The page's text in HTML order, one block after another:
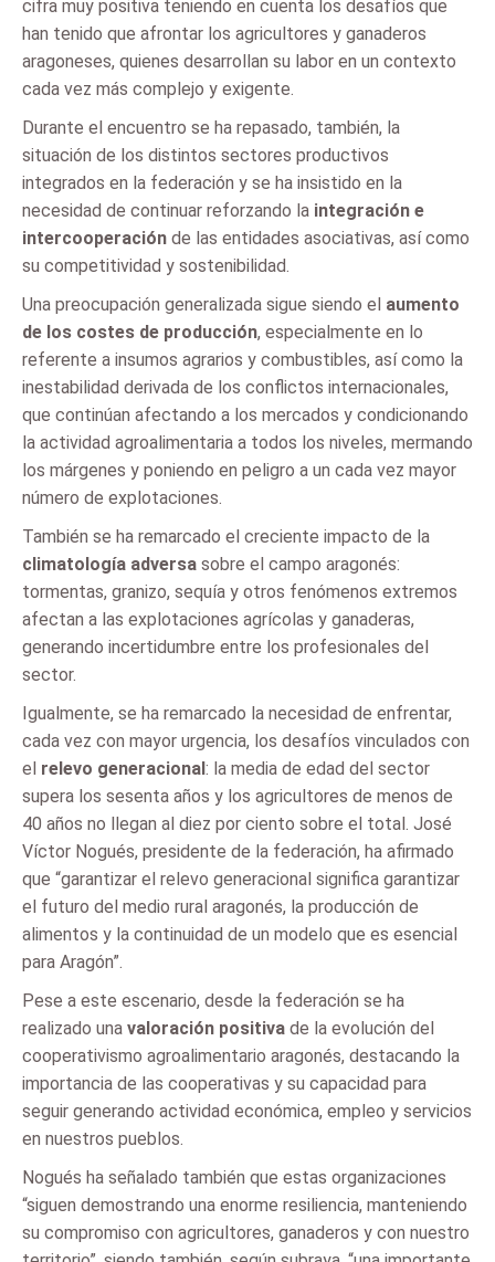
cifra muy positiva teniendo en cuenta los desafíos que
han tenido que afrontar los agricultores y ganaderos
aragoneses, quienes desarrollan su labor en un contexto
cada vez más complejo y exigente.
Durante el encuentro se ha repasado, también, la
situación de los distintos sectores productivos
integrados en la federación y se ha insistido en la
necesidad de continuar reforzando la integración e
intercooperación de las entidades asociativas, así como
su competitividad y sostenibilidad.
Una preocupación generalizada sigue siendo el aumento
de los costes de producción, especialmente en lo
referente a insumos agrarios y combustibles, así como la
inestabilidad derivada de los conflictos internacionales,
que continúan afectando a los mercados y condicionando
la actividad agroalimentaria a todos los niveles, mermando
los márgenes y poniendo en peligro a un cada vez mayor
número de explotaciones.
También se ha remarcado el creciente impacto de la
climatología adversa sobre el campo aragonés:
tormentas, granizo, sequía y otros fenómenos extremos
afectan a las explotaciones agrícolas y ganaderas,
generando incertidumbre entre los profesionales del
sector.
Igualmente, se ha remarcado la necesidad de enfrentar,
cada vez con mayor urgencia, los desafíos vinculados con
el relevo generacional: la media de edad del sector
supera los sesenta años y los agricultores de menos de
40 años no llegan al diez por ciento sobre el total. José
Víctor Nogués, presidente de la federación, ha afirmado
que “garantizar el relevo generacional significa garantizar
el futuro del medio rural aragonés, la producción de
alimentos y la continuidad de un modelo que es esencial
para Aragón”.
Pese a este escenario, desde la federación se ha
realizado una valoración positiva de la evolución del
cooperativismo agroalimentario aragonés, destacando la
importancia de las cooperativas y su capacidad para
seguir generando actividad económica, empleo y servicios
en nuestros pueblos.
Nogués ha señalado también que estas organizaciones
“siguen demostrando una enorme resiliencia, manteniendo
su compromiso con agricultores, ganaderos y con nuestro